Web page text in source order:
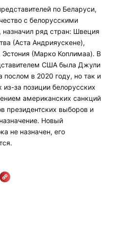
по Беларуси,
с белорусскими
ряд стран: Швеция
(Аста Андрияускене),
(Марко Коплимаа). В
США была Джули
в 2020 году, но так и
за позиции белорусских
американских санкций
президентских выборов и
Новый
не назначен, его